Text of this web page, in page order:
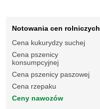
Notowania cen rolniczych
Cena kukurydzy suchej
Cena pszenicy
konsumpcyjnej
Cena pszenicy paszowej
Cena rzepaku
Ceny nawozów